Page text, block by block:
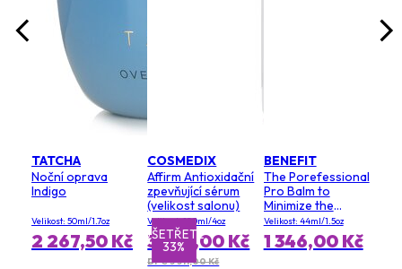
TATCHA
Noční oprava
Indigo
Velikost: 50ml/1.7oz
2 267,50 Kč UŠETŘETE
33%
COSMEDIX
Affirm Antioxidační
zpevňující sérum
(velikost salonu)
Velikost: 120ml/4oz
3 674,00 Kč
DPC 5 511,00 Kč
BENEFIT
The Porefessional
Pro Balm to
Minimize the
Appearance of
Pores (Value Size)
Velikost: 44ml/1.5oz
1 346,00 Kč